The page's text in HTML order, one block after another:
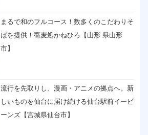
まるで和のフルコース！数多くのこだわりそ
ばを提供！蕎麦処かねひろ【山形 県山形
市】
流行を先取りし、漫画・アニメの拠点へ。新
しいものを仙台に届け続ける仙台駅前イービ
ーンズ【宮城県仙台市】